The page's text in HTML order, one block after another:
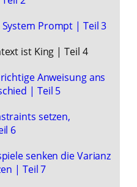
Prompt | Teil 3
ist King | Teil 4
Anweisung ans
| Teil 5
setzen,
6
senken die Varianz
| Teil 7